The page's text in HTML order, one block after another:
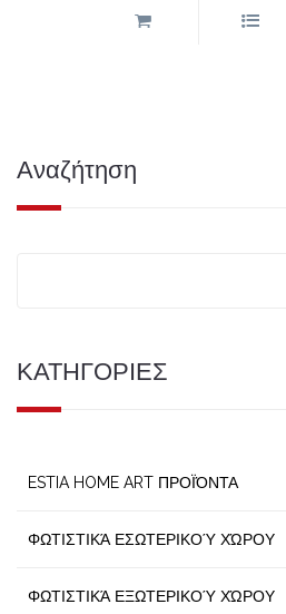
Αναζήτηση
ΚΑΤΗΓΟΡΙΕΣ
ESTIA HOME ART ΠΡΟΪΌΝΤΑ
ΦΩΤΙΣΤΙΚΆ ΕΣΩΤΕΡΙΚΟΎ ΧΏΡΟΥ
ΦΩΤΙΣΤΙΚΆ ΕΞΩΤΕΡΙΚΟΎ ΧΏΡΟΥ